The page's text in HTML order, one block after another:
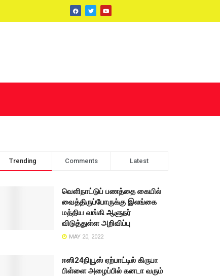
Trending Comments Latest
வெளிநாட்டுப் பணத்தை கையில்
வைத்திருப்போருக்கு இலங்கை
மத்திய வங்கி ஆளுநர்
விடுத்துள்ள அறிவிப்பு
MAY 20, 2022
ஈஸி24நியூஸ் ஏற்பாட்டில் கிருபா
பிள்ளை அழைப்பில் கனடா வரும்